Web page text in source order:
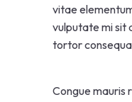
vitae
vulputate mi sit
tortor
Congue mauris